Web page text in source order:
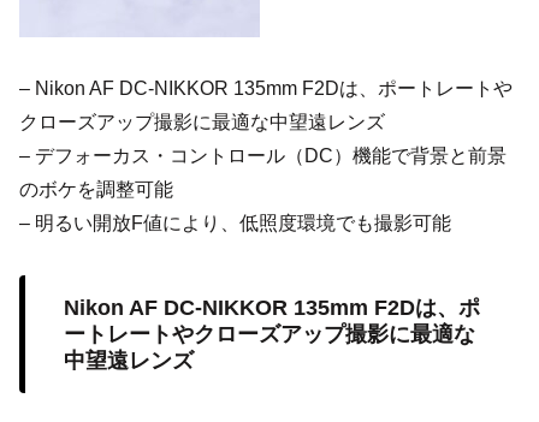
– Nikon AF DC-NIKKOR 135mm F2Dは、ポートレートや
クローズアップ撮影に最適な中望遠レンズ
– デフォーカス・コントロール（DC）機能で背景と前景
のボケを調整可能
– 明るい開放F値により、低照度環境でも撮影可能
Nikon AF DC-NIKKOR 135mm F2Dは、ポ
ートレートやクローズアップ撮影に最適な
中望遠レンズ